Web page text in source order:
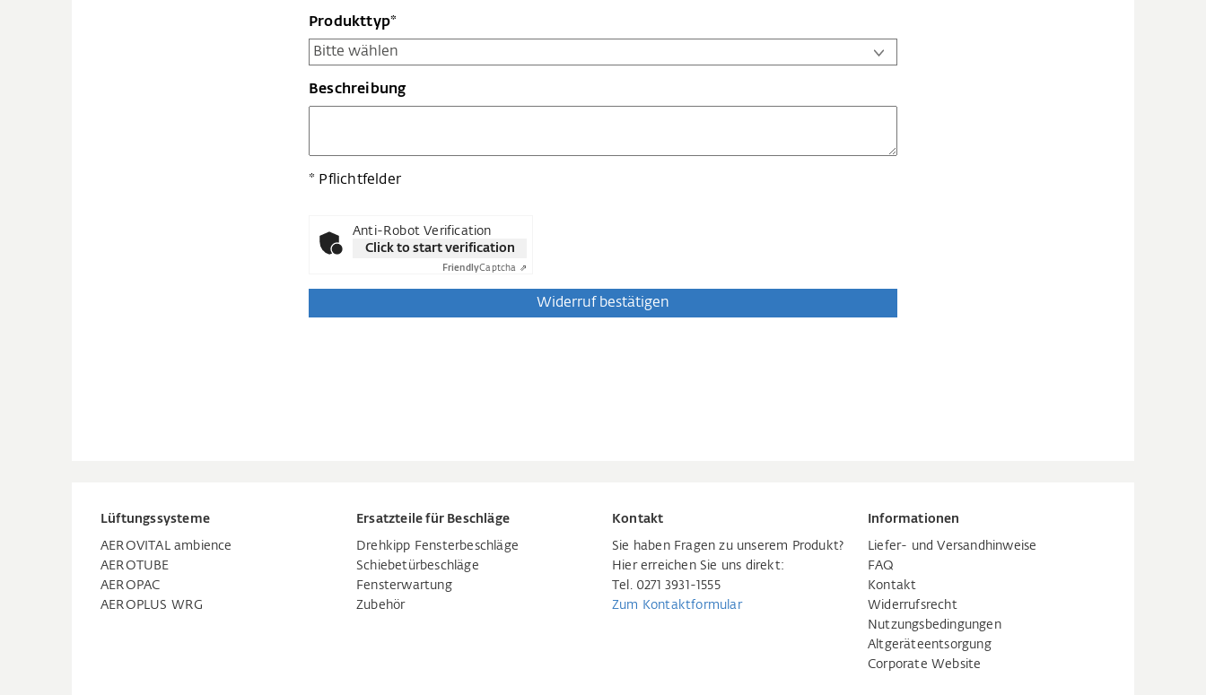
Produkttyp*
Beschreibung
* Pflichtfelder
Anti-Robot Verification
Click to start verification
FriendlyCaptcha ⇗
Lüftungssysteme
AEROVITAL ambience
AEROTUBE
AEROPAC
AEROPLUS WRG
Ersatzteile für Beschläge
Drehkipp Fensterbeschläge
Schiebetürbeschläge
Fensterwartung
Zubehör
Kontakt
Sie haben Fragen zu unserem Produkt?
Hier erreichen Sie uns direkt:
Tel. 0271 3931-1555
Zum Kontaktformular
Informationen
Liefer- und Versandhinweise
FAQ
Kontakt
Widerrufsrecht
Nutzungsbedingungen
Altgeräteentsorgung
Corporate Website